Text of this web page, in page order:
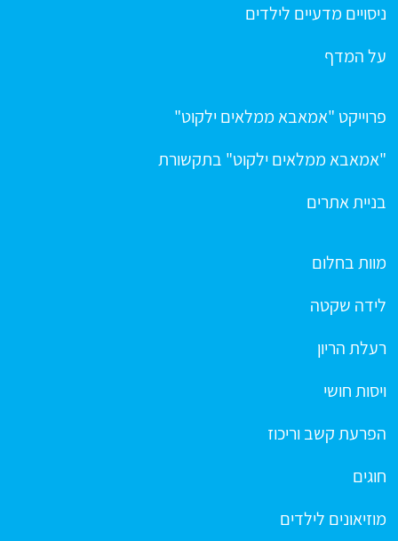
ניסויים מדעיים לילדים
על המדף
פרוייקט "אמאבא ממלאים ילקוט"
"אמאבא ממלאים ילקוט" בתקשורת
בניית אתרים
מוות בחלום
לידה שקטה
רעלת הריון
ויסות חושי
הפרעת קשב וריכוז
חוגים
מוזיאונים לילדים